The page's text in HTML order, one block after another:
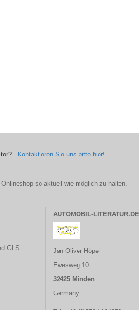
- Kontaktieren Sie uns bitte hier!
so aktuell wie möglich zu halten.
GLS.
AUTOMOBIL-LITERATUR.DE
Jan Oliver Höpel
Ewesweg 10
32425 Minden
Germany